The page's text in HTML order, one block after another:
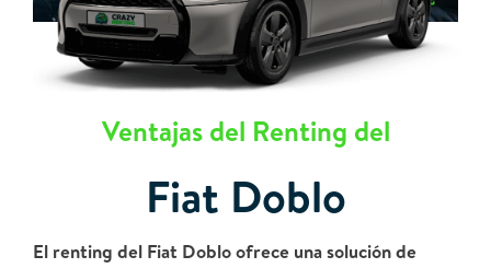
Ventajas del Renting del
Fiat Doblo
El renting del Fiat Doblo ofrece una solución de